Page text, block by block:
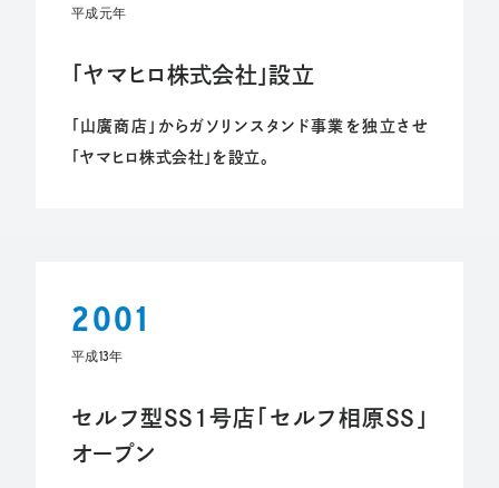
平成元年
「ヤマヒロ株式会社」設立
「山廣商店」からガソリンスタンド事業を独立させ
「ヤマヒロ株式会社」を設立。
2001
平成13年
セルフ型SS1号店「セルフ相原SS」
オープン